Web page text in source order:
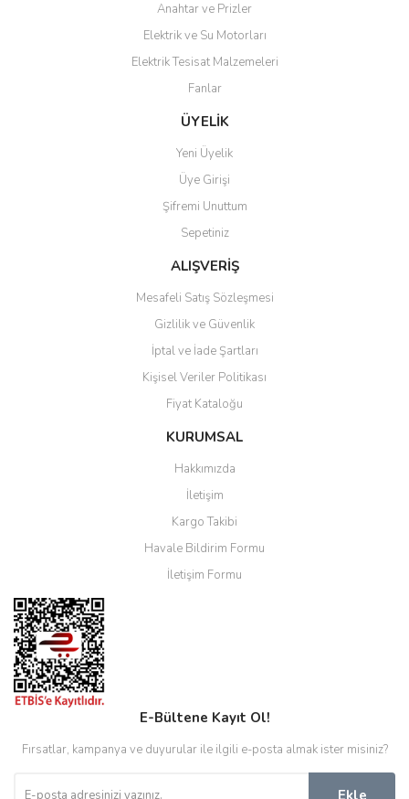
Ürün açıklamasında eksik bilgiler bulunuyor.
Ürün bilgilerinde hatalar bulunuyor.
Ürün fiyatı diğer sitelerden daha pahalı.
Bu ürüne benzer farklı alternatifler olmalı.
Gönder
Anahtar ve Prizler
Elektrik ve Su Motorları
Elektrik Tesisat Malzemeleri
Fanlar
ÜYELİK
Yeni Üyelik
Üye Girişi
Şifremi Unuttum
Sepetiniz
ALIŞVERİŞ
Mesafeli Satış Sözleşmesi
Gizlilik ve Güvenlik
İptal ve İade Şartları
Kişisel Veriler Politikası
Fiyat Kataloğu
KURUMSAL
Hakkımızda
İletişim
Kargo Takibi
Havale Bildirim Formu
İletişim Formu
E-Bültene Kayıt Ol!
Fırsatlar, kampanya ve duyurular ile ilgili e-posta almak ister misiniz?
Ekle